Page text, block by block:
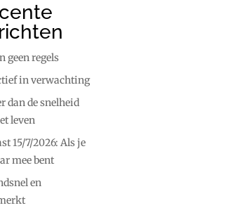
geen regels
in verwachting
dan de snelheid
leven
15/7/2026: Als je
mee bent
en